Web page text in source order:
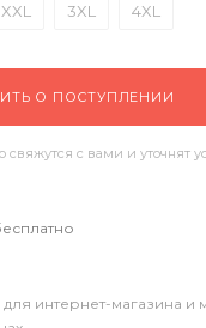
XXL 3XL 4XL
О ПОСТУПЛЕНИИ
с вами и уточнят
интернет-магазина и